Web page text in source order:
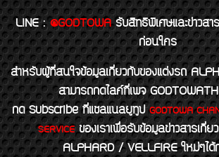
LINE : @GODTOWA รับสิทธิพิเศษและข่าวสา
ก่อนใคร
สำหรับผู้ที่สนใจข้อมูลเกี่ยวกับของแต่งรถ
สามารถกดไลค์ที่เพจ
กด Subscribe ที่แชลแนลยูทูปGODTOWA
SERVICEของเราเพื่อรับข้อมูลข่าวสารเกี่ย
ALPHARD / VELLFIRE ใหม่ๆได้